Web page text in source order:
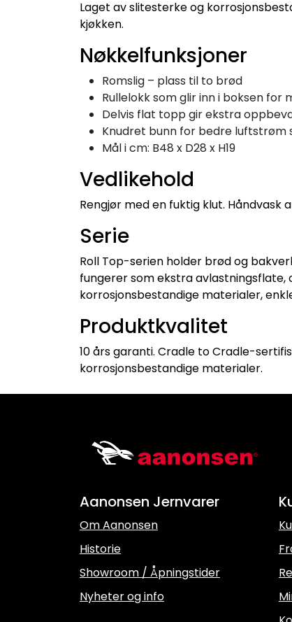
Laget av slitesterke og
kjøkken.
Nøkkelfunksjoner
Romslig – plass til to brød
Rullelokk som glir inn i boksen for
Delvis flat topp gir ekstra
Knudret bunn for bedre
Mål i cm: B48 x D28 x H19
Vedlikehold
Rengjør med en fuktig klut. Håndvask
Serie
Roll Top-serien holder brød og
fungerer som ekstra avlastningsflate,
korrosjonsbestandige materialer,
Produktkvalitet
10 års garanti. Cradle to Cradle-
korrosjonsbestandige materialer.
Aanonsen Jernvarer
Om Aanonsen
Historie
Showroom / Åpningstider
Nyheter og info